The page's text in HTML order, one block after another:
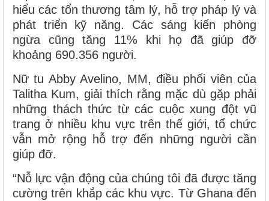
hiểu các tổn thương tâm lý, hỗ trợ pháp lý và
phát triển kỹ năng. Các sáng kiến phòng
ngừa cũng tăng 11% khi họ đã giúp đỡ
khoảng 690.356 người.
Nữ tu Abby Avelino, MM, điều phối viên của
Talitha Kum, giải thích rằng mặc dù gặp phải
những thách thức từ các cuộc xung đột vũ
trang ở nhiều khu vực trên thế giới, tổ chức
vẫn mở rộng hỗ trợ đến những người cần
giúp đỡ.
“Nỗ lực vận động của chúng tôi đã được tăng
cường trên khắp các khu vực. Từ Ghana đến